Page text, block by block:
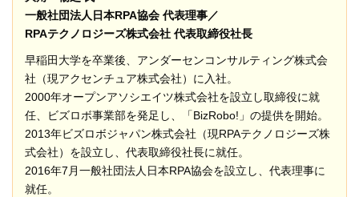
一般社団法人日本RPA協会 代表理事／
RPAテクノロジーズ株式会社 代表取締役社長
早稲田大学を卒業後、アンダーセンコンサルティング株式会
社（現アクセンチュア株式会社）に入社。
2000年オープンアソシエイツ株式会社を設立し取締役に就
任、ビズロボ事業部を発足し、「BizRobo!」の提供を開始。
2013年ビズロボジャパン株式会社（現RPAテクノロジーズ株
式会社）を設立し、代表取締役社長に就任。
2016年7月一般社団法人日本RPA協会を設立し、代表理事に
就任。